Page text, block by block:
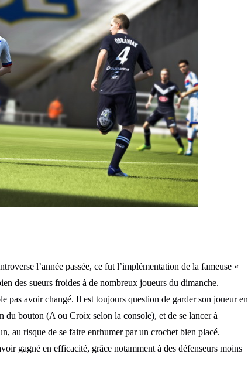
l’année passée, ce fut l’implémentation de la fameuse «
des sueurs froides à de nombreux joueurs du dimanche.
pas avoir changé. Il est toujours question de garder son joueur en
du bouton (A ou Croix selon la console), et de se lancer à
au risque de se faire enrhumer par un crochet bien placé.
gagné en efficacité, grâce notamment à des défenseurs moins